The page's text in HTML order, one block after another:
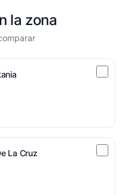
la zona
La Cruz